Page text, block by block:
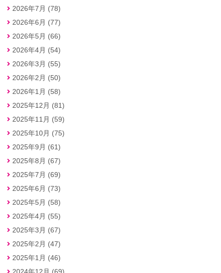
2026年7月 (78)
2026年6月 (77)
2026年5月 (66)
2026年4月 (54)
2026年3月 (55)
2026年2月 (50)
2026年1月 (58)
2025年12月 (81)
2025年11月 (59)
2025年10月 (75)
2025年9月 (61)
2025年8月 (67)
2025年7月 (69)
2025年6月 (73)
2025年5月 (58)
2025年4月 (55)
2025年3月 (67)
2025年2月 (47)
2025年1月 (46)